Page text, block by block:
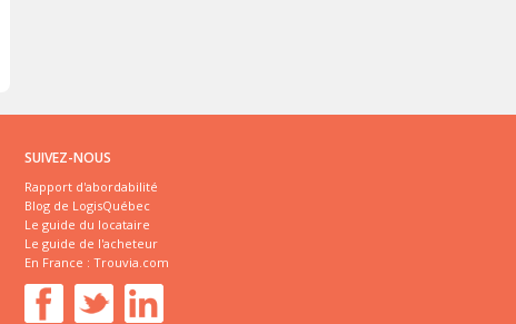
SUIVEZ-NOUS
Rapport d'abordabilité
Blog de LogisQuébec
Le guide du locataire
Le guide de l'acheteur
En France : Trouvia.com